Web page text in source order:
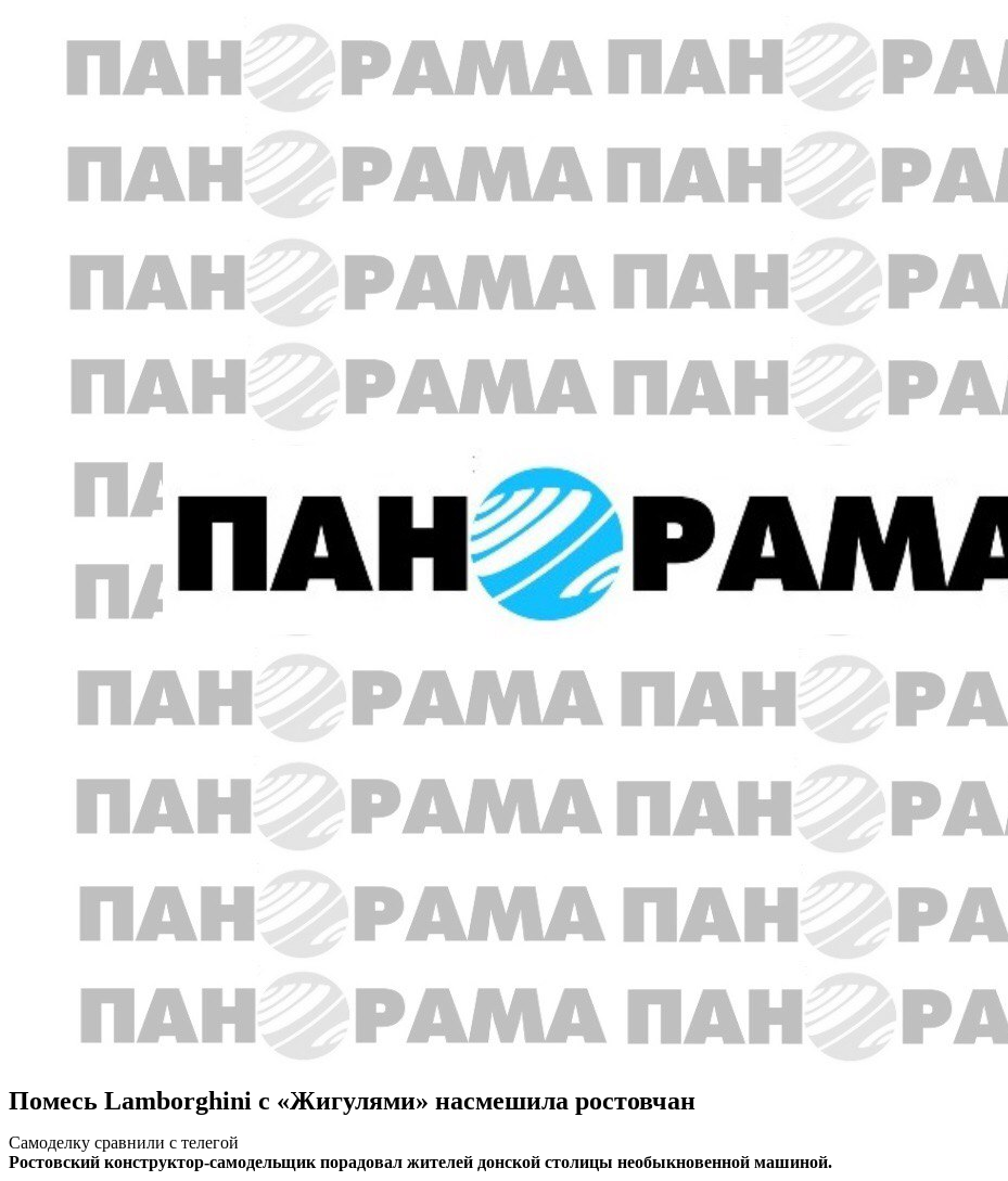
Помесь Lamborghini с «Жигулями» насмешила ростовчан
Самоделку сравнили с телегой
Ростовский конструктор-самодельщик порадовал жителей донской столицы необыкновенной машиной.